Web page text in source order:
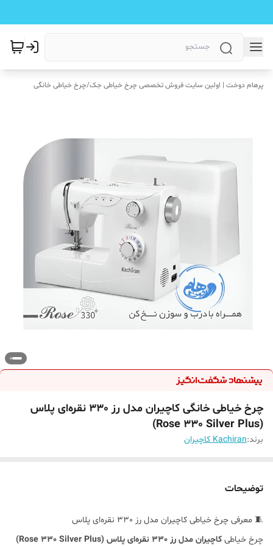
پرهام دوخت | اولین سایت فروش تخصصی چرخ خیاطی جک/چرخ خیاطی خانگی
چرخ خیاطی خانگی کاچیران مدل رز 330 نقره‌ای پلاس
(Rose 330 Silver Plus)
برند:Kachiran کاچیران
توضیحات
🧵 معرفی چرخ خیاطی کاچیران مدل رز 330 نقره‌ای پلاس
چرخ خیاطی کاچیران مدل رز 330 نقره‌ای پلاس (Rose 330 Silver Plus)